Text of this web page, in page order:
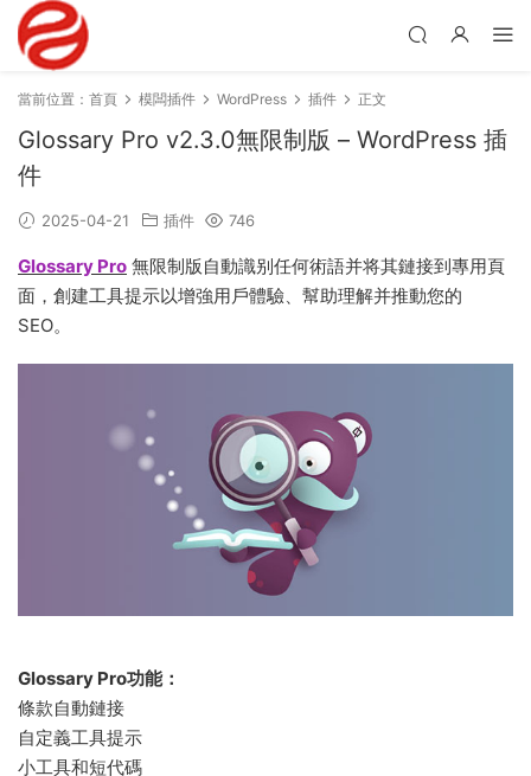
當前位置： 首頁 模闆插件 WordPress 插件 正文
Glossary Pro v2.3.0無限制版 – WordPress 插
件
2025-04-21 插件 746
Glossary Pro 無限制版自動識别任何術語并将其鏈接到專用頁
面，創建工具提示以增強用戶體驗、幫助理解并推動您的
SEO。
Glossary Pro功能：
條款自動鏈接
自定義工具提示
小工具和短代碼